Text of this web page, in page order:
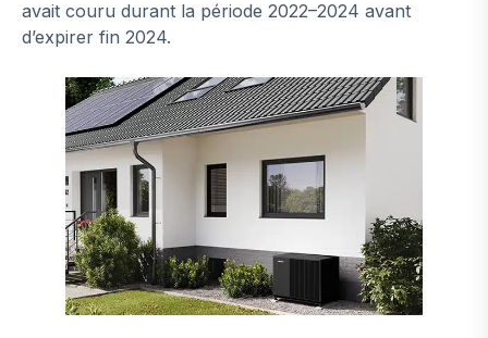
avait couru durant la période 2022–2024 avant
d’expirer fin 2024.